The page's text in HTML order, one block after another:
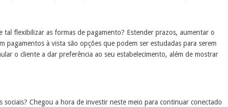
flexibilizar as formas de pagamento? Estender prazos, aumentar o
pagamentos à vista são opções que podem ser estudadas para serem
o cliente a dar preferência ao seu estabelecimento, além de mostrar
sociais? Chegou a hora de investir neste meio para continuar conectado